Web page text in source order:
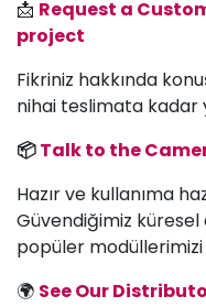
📩 Request a
project
Fikriniz hakkında
nihai teslimata kadar
📦Talk to the
Hazır ve kullanıma
Güvendiğimiz küresel
popüler
🌍 See Our